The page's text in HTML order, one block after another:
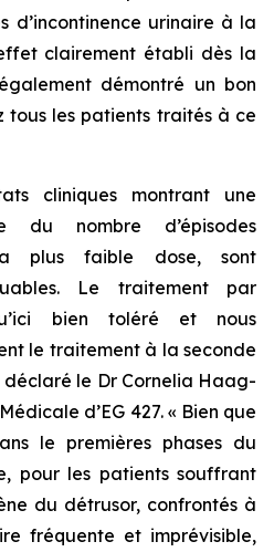
d’incontinence urinaire à la
clairement établi dès la
démontré un bon
tous les patients traités à ce
cliniques montrant une
du nombre d’épisodes
la plus faible dose, sont
Le traitement par
bien toléré et nous
le traitement à la seconde
le Dr Cornelia Haag-
d’EG 427. « Bien que
le premières phases du
pour les patients souffrant
du détrusor, confrontés à
fréquente et imprévisible,